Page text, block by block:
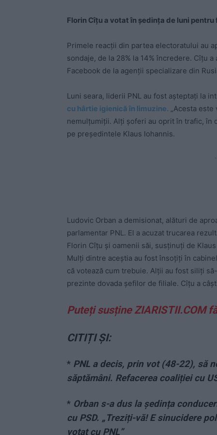
Florin Cîțu a votat în ședința de luni
Primele reacții din partea electoratului au
sondaje, de la 28% la 14% încredere. Cîțu
Facebook de la agenții specializare din
Luni seara, liderii PNL au fost așteptați la
cu hârtie igienică în limuzine. „Acesta
nemulțumiții. Alți șoferi au oprit în trafic, în
pe președintele Klaus Iohannis.
Ludovic Orban a demisionat, alături de
parlamentar PNL. El a acuzat trucarea
Florin Cîțu și oamenii săi, susținuți de
Mulți dintre aceștia au fost însoțiți în
că votează cum trebuie. Alții au fost siliți
prezinte dovada șefilor de filiale. Cîțu a
Puteți susține ZIARISTII.COM
CITIȚI ȘI:
* PNL a decis, prin vot (48-22), să
săptămâni. Refacerea coaliției cu
* Orban s-a dus la ședința
cu PSD. „Treziți-vă! E sinucidere
votat cu PNL”